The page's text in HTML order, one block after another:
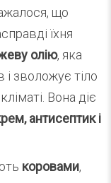
що
їхня
олію, яка
зволожує тіло
Вона діє
антисептик і
коровами,